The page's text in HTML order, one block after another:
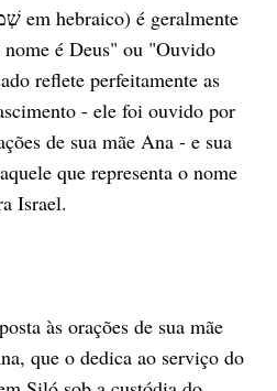
é Deus" ou "Ouvido
reflete perfeitamente as
- ele foi ouvido por
de sua mãe Ana - e sua
que representa o nome
Israel.
às orações de sua mãe
que o dedica ao serviço do